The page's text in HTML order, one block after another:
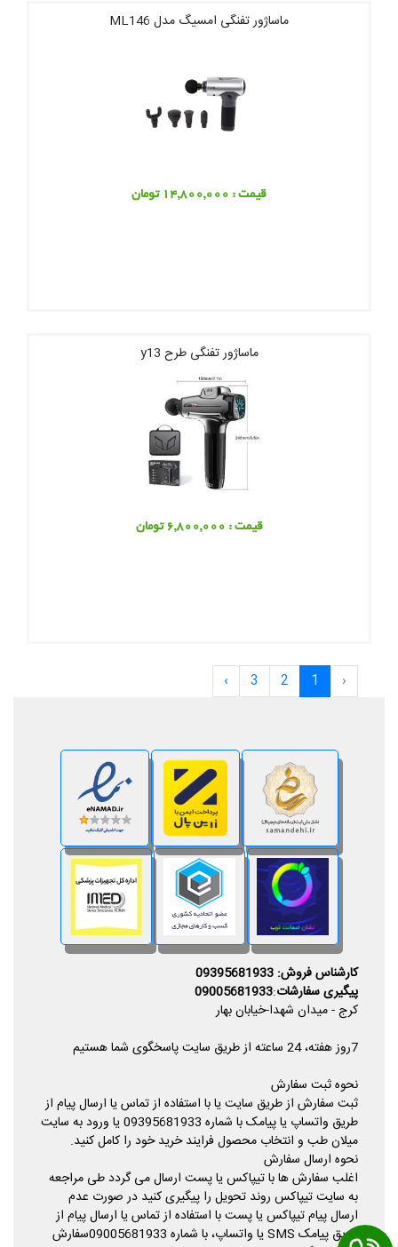
ماساژور تفنگی امسیگ مدل ML146
قیمت : 14,800,000 تومان
ماساژور تفنگی طرح y13
قیمت : 6,800,000 تومان
‹
1
2
3
›
کارشناس فروش: 09395681933
پیگیری سفارشات:
09005681933
کرج - میدان شهدا-خیابان بهار
7روز هفته، 24 ساعته از طریق سایت پاسخگوی شما هستیم
نحوه ثبت سفارش
ثبت سفارش از طریق سایت یا با استفاده از تماس یا ارسال پیام از
طریق واتساپ یا پیامک با شماره 09395681933 یا ورود به سایت
میلان طب و انتخاب محصول فرایند خرید خود را کامل کنید.
نحوه ارسال سفارش
اغلب سفارش ها با تیپاکس یا پست ارسال می گردد طی مراجعه
به سایت تیپاکس روند تحویل را پیگیری کنید در صورت عدم
ارسال پیام تیپاکس یا پست با استفاده از تماس یا ارسال پیام از
طریق پیامک SMS یا واتساپ، با شماره 09005681933سفارش